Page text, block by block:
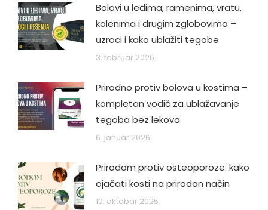
Bolovi u leđima, ramenima, vratu,
kolenima i drugim zglobovima –
uzroci i kako ublažiti tegobe
3. februar 2026.
Prirodno protiv bolova u kostima –
kompletan vodič za ublažavanje
tegoba bez lekova
6. januar 2026.
Prirodom protiv osteoporoze: kako
ojačati kosti na prirodan način
10. oktobar 2025.